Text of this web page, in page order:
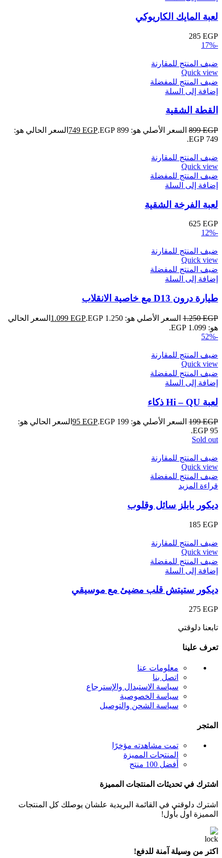
لعبة المايك الكاريوكي
285 EGP
-17%
ضيف المنتج للمقارنة
Quick view
ضيف المنتج للمفضلة
إضافة إلى السلة
القطة الشقية
899EGP السعر الأصلي هو: 899 EGP. 749 EGP
السعر الحالي هو:
749 EGP.
ضيف المنتج للمقارنة
Quick view
ضيف المنتج للمفضلة
إضافة إلى السلة
لعبة الفرخة الشقية
625 EGP
-12%
ضيف المنتج للمقارنة
Quick view
ضيف المنتج للمفضلة
إضافة إلى السلة
طيارة درون D13 مع خاصية الانقلاب
1.250EGP السعر الأصلي هو: 1.250 EGP. 1.099 EGP
السعر الحالي
هو: 1.099 EGP.
-52%
ضيف المنتج للمقارنة
Quick view
ضيف المنتج للمفضلة
إضافة إلى السلة
لعبة Hi – QU ذكاء
199EGP السعر الأصلي هو: 199 EGP. 95 EGP
السعر الحالي هو:
95 EGP.
Sold out
ضيف المنتج للمقارنة
Quick view
ضيف المنتج للمفضلة
قراءة المزيد
ديكور بابلز سائل وقلوب
185 EGP
ضيف المنتج للمقارنة
Quick view
ضيف المنتج للمفضلة
إضافة إلى السلة
ديكور ستيتش قلب مضيئ مع موسيقي
275 EGP
تابعنا دلوقتي
تعرف علينا
معلومات عنا
اتصل بنا
سياسة الاستبدال والإسترجاع
سياسة الخصوصية
سياسة الشحن والتوصيل
المتجر
تمت مشاهدته مؤخرًا
المنتجات المميزة
أفضل 100 منتج
اشترك في تحديثات المنتجات المميزة
اشترك دلوقتي في القائمة البريدية علشان يوصلك كل المنتجات
المميزة اول بأول!
اكتر من وسيلة آمنة للدفع!